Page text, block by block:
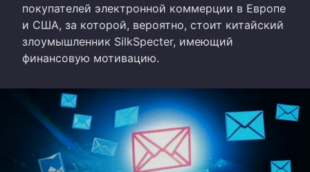
покупателей электронной коммерции в Европе
и США, за которой, вероятно, стоит китайский
злоумышленник SilkSpecter, имеющий
финансовую мотивацию.